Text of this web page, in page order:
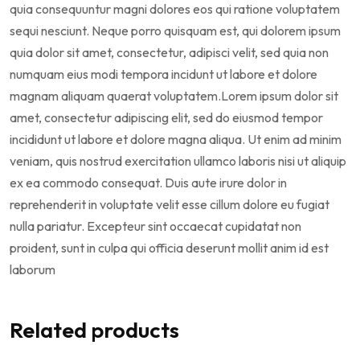
quia consequuntur magni dolores eos qui ratione voluptatem
sequi nesciunt. Neque porro quisquam est, qui dolorem ipsum
quia dolor sit amet, consectetur, adipisci velit, sed quia non
numquam eius modi tempora incidunt ut labore et dolore
magnam aliquam quaerat voluptatem.Lorem ipsum dolor sit
amet, consectetur adipiscing elit, sed do eiusmod tempor
incididunt ut labore et dolore magna aliqua. Ut enim ad minim
veniam, quis nostrud exercitation ullamco laboris nisi ut aliquip
ex ea commodo consequat. Duis aute irure dolor in
reprehenderit in voluptate velit esse cillum dolore eu fugiat
nulla pariatur. Excepteur sint occaecat cupidatat non
proident, sunt in culpa qui officia deserunt mollit anim id est
laborum
Related products